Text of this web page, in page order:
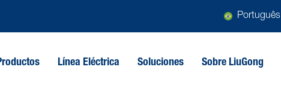
Português
Línea Eléctrica Soluciones Sobre LiuGong